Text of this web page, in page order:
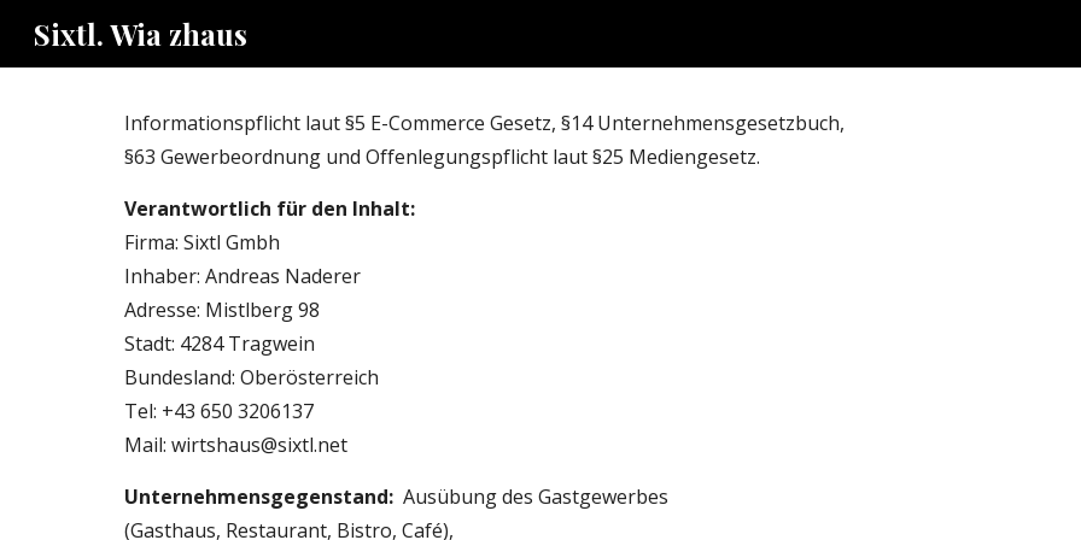
Sixtl. Wia zhaus
Informationspflicht laut §5 E-Commerce Gesetz, §14 Unternehmensgesetzbuch,
§63 Gewerbeordnung und Offenlegungspflicht laut §25 Mediengesetz.
Verantwortlich für den Inhalt:
Firma: Sixtl Gmbh
Inhaber: Andreas Naderer
Adresse: Mistlberg 98
Stadt: 4284 Tragwein
Bundesland: Oberösterreich
Tel: +43 650 3206137
Mail: wirtshaus@sixtl.net
Unternehmensgegenstand: Ausübung des Gastgewerbes
(Gasthaus, Restaurant, Bistro, Café),